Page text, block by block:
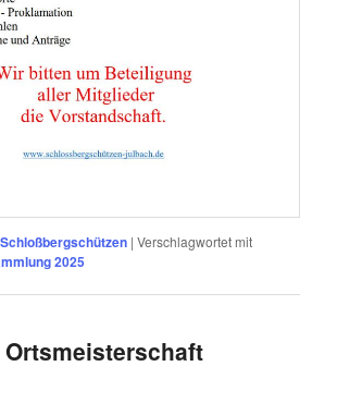
Schloßbergschützen |Verschlagwortet mit
2025